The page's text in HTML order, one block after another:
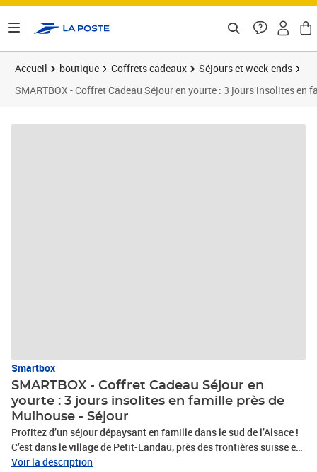
Accueil boutique Coffrets cadeaux
Séjours et week-ends
SMARTBOX - Coffret Cadeau Séjour en yourte : 3 jours insolites en
Smartbox
SMARTBOX - Coffret Cadeau Séjour en
yourte : 3 jours insolites en famille près de
Mulhouse - Séjour
Profitez d’un séjour dépaysant en famille dans le sud de l’Alsace !
C’est dans le village de Petit-Landau, près des frontières suisse et
allemande, que la Petite Steppe vous accueille pour deux nuits
Voir la description